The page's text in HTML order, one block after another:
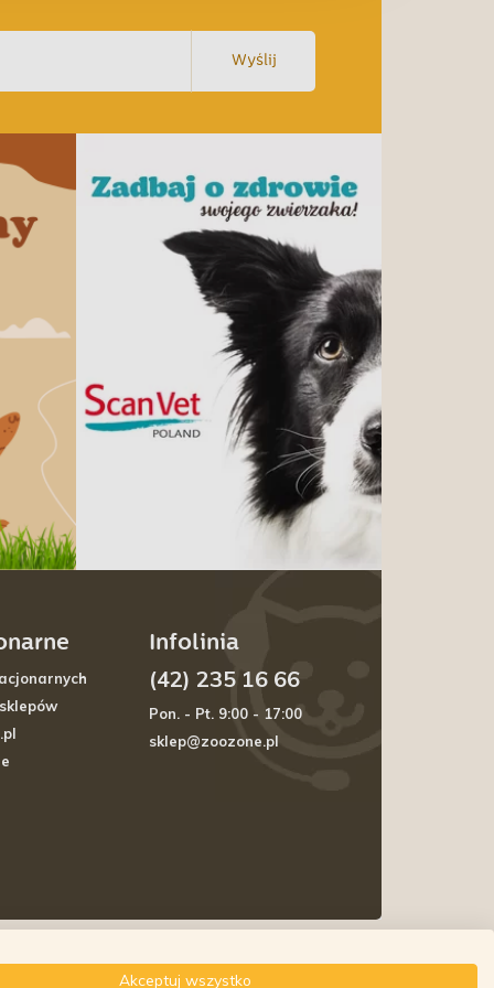
Wyślij
Infolinia
(42) 235 16 66
Pon. - Pt. 9:00 - 17:00
sklep@zoozone.pl
Akceptuj wszystko